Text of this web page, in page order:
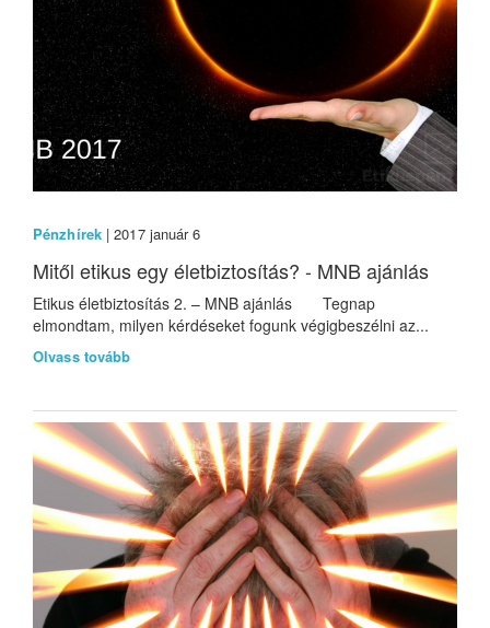
Pénzhírek| 2017 január 6
Mitől etikus egy életbiztosítás? - MNB ajánlás
Etikus életbiztosítás 2. – MNB ajánlás Tegnap
elmondtam, milyen kérdéseket fogunk végigbeszélni az...
Olvass tovább